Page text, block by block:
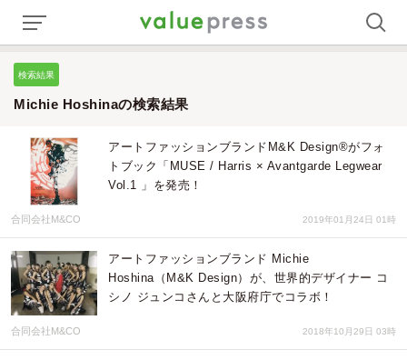
検索結果
Michie Hoshinaの検索結果
アートファッションブランドM&K Design®️がフォ
トブック「MUSE / Harris × Avantgarde Legwear
Vol.1 」を発売！
合同会社M&CO 2019年01月24日 01時
アートファッションブランド Michie
Hoshina（M&K Design）が、世界的デザイナー コ
シノ ジュンコさんと大阪府庁でコラボ！
合同会社M&CO 2018年10月29日 03時